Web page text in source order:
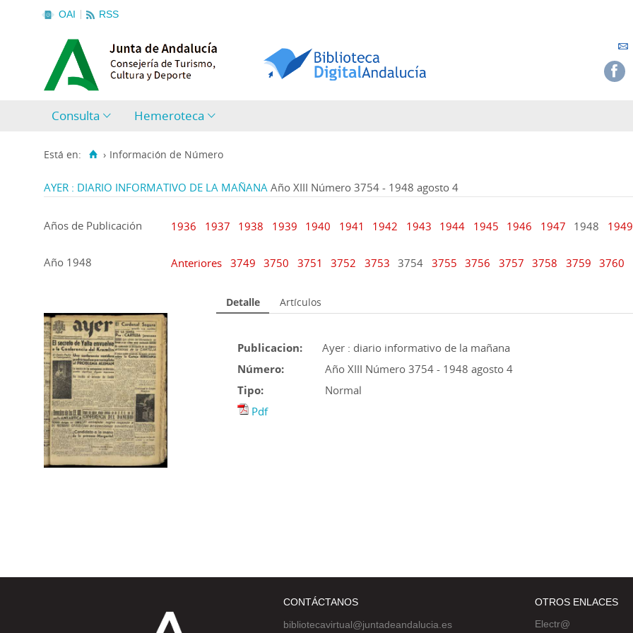
OAI RSS
Consulta Hemeroteca
Está en: › Información de Número
AYER : DIARIO INFORMATIVO DE LA MAÑANA Año XIII Número 3754 - 1948 agosto 4
Años de Publicación 1936 1937 1938 1939 1940 1941 1942 1943 1944 1945 1946 1947 1948 1949
Año 1948 Anteriores 3749 3750 3751 3752 3753 3754 3755 3756 3757 3758 3759 3760
Detalle Artículos
Publicacion:
Ayer : diario informativo de la mañana
Número:
Año XIII Número 3754 - 1948 agosto 4
Tipo:
Normal
Pdf
CONTÁCTANOS
bibliotecavirtual@juntadeandalucia.es
OTROS ENLACES
Electr@